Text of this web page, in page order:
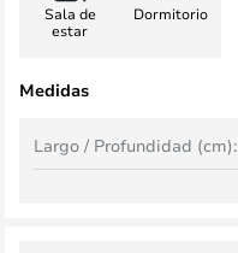
Sala de
estar
Dormitorio
Medidas
Largo / Profundidad (cm):